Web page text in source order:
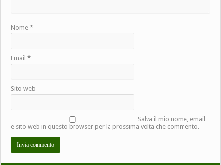
Nome*
Email*
Sito web
Salva il mio nome, email
e sito web in questo browser per la prossima volta che commento.